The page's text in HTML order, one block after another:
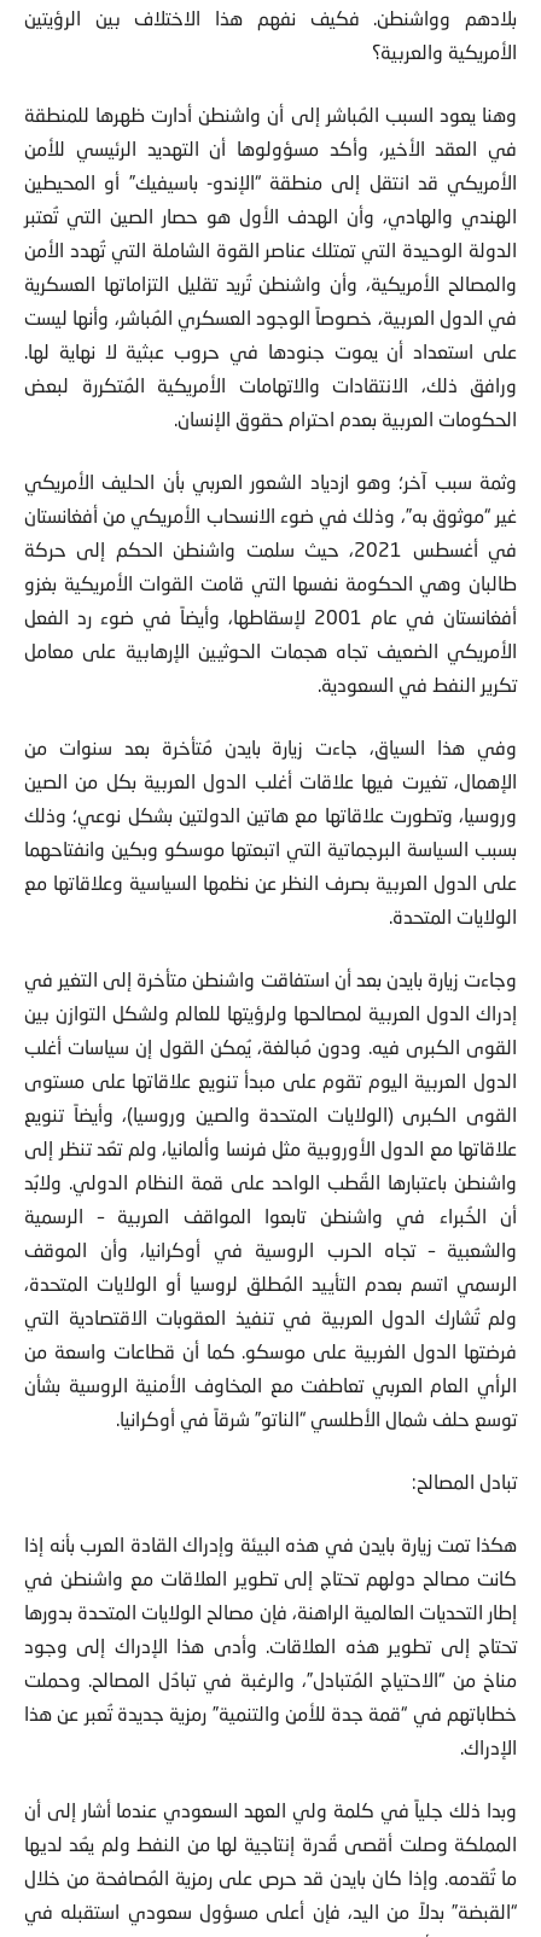
بلادهم وواشنطن. فكيف نفهم هذا الاختلاف بين الرؤيتين
الأمريكية والعربية؟
وهنا يعود السبب المُباشر إلى أن واشنطن أدارت ظهرها للمنطقة
في العقد الأخير، وأكد مسؤولوها أن التهديد الرئيسي للأمن
الأمريكي قد انتقل إلى منطقة “الإندو- باسيفيك” أو المحيطين
الهندي والهادي، وأن الهدف الأول هو حصار الصين التي تُعتبر
الدولة الوحيدة التي تمتلك عناصر القوة الشاملة التي تُهدد الأمن
والمصالح الأمريكية، وأن واشنطن تُريد تقليل التزاماتها العسكرية
في الدول العربية، خصوصاً الوجود العسكري المُباشر، وأنها ليست
على استعداد أن يموت جنودها في حروب عبثية لا نهاية لها.
ورافق ذلك، الانتقادات والاتهامات الأمريكية المُتكررة لبعض
الحكومات العربية بعدم احترام حقوق الإنسان.
وثمة سبب آخر؛ وهو ازدياد الشعور العربي بأن الحليف الأمريكي
غير “موثوق به”، وذلك في ضوء الانسحاب الأمريكي من أفغانستان
في أغسطس 2021، حيث سلمت واشنطن الحكم إلى حركة
طالبان وهي الحكومة نفسها التي قامت القوات الأمريكية بغزو
أفغانستان في عام 2001 لإسقاطها، وأيضاً في ضوء رد الفعل
الأمريكي الضعيف تجاه هجمات الحوثيين الإرهابية على معامل
تكرير النفط في السعودية.
وفي هذا السياق، جاءت زيارة بايدن مُتأخرة بعد سنوات من
الإهمال، تغيرت فيها علاقات أغلب الدول العربية بكل من الصين
وروسيا، وتطورت علاقاتها مع هاتين الدولتين بشكل نوعي؛ وذلك
بسبب السياسة البرجماتية التي اتبعتها موسكو وبكين وانفتاحهما
على الدول العربية بصرف النظر عن نظمها السياسية وعلاقاتها مع
الولايات المتحدة.
وجاءت زيارة بايدن بعد أن استفاقت واشنطن متأخرة إلى التغير في
إدراك الدول العربية لمصالحها ولرؤيتها للعالم ولشكل التوازن بين
القوى الكبرى فيه. ودون مُبالغة، يُمكن القول إن سياسات أغلب
الدول العربية اليوم تقوم على مبدأ تنويع علاقاتها على مستوى
القوى الكبرى (الولايات المتحدة والصين وروسيا)، وأيضاً تنويع
علاقاتها مع الدول الأوروبية مثل فرنسا وألمانيا، ولم تعُد تنظر إلى
واشنطن باعتبارها القُطب الواحد على قمة النظام الدولي. ولابُد
أن الخُبراء في واشنطن تابعوا المواقف العربية – الرسمية
والشعبية – تجاه الحرب الروسية في أوكرانيا، وأن الموقف
الرسمي اتسم بعدم التأييد المُطلق لروسيا أو الولايات المتحدة،
ولم تُشارك الدول العربية في تنفيذ العقوبات الاقتصادية التي
فرضتها الدول الغربية على موسكو. كما أن قطاعات واسعة من
الرأي العام العربي تعاطفت مع المخاوف الأمنية الروسية بشأن
توسع حلف شمال الأطلسي “الناتو” شرقاً في أوكرانيا.
تبادل المصالح:
هكذا تمت زيارة بايدن في هذه البيئة وإدراك القادة العرب بأنه إذا
كانت مصالح دولهم تحتاج إلى تطوير العلاقات مع واشنطن في
إطار التحديات العالمية الراهنة، فإن مصالح الولايات المتحدة بدورها
تحتاج إلى تطوير هذه العلاقات. وأدى هذا الإدراك إلى وجود
مناخ من “الاحتياج المُتبادل”، والرغبة في تبادُل المصالح. وحملت
خطاباتهم في “قمة جدة للأمن والتنمية” رمزية جديدة تُعبر عن هذا
الإدراك.
وبدا ذلك جلياً في كلمة ولي العهد السعودي عندما أشار إلى أن
المملكة وصلت أقصى قُدرة إنتاجية لها من النفط ولم يعُد لديها
ما تُقدمه. وإذا كان بايدن قد حرص على رمزية المُصافحة من خلال
“القبضة” بدلاً من اليد، فإن أعلى مسؤول سعودي استقبله في